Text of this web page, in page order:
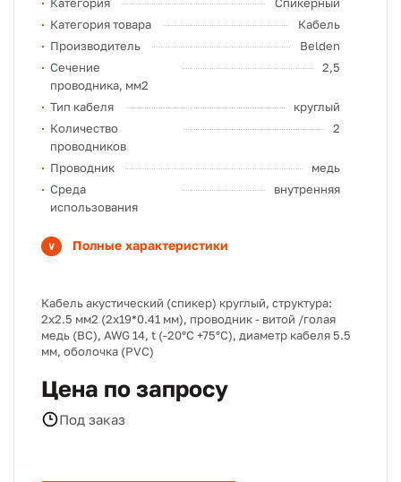
Категория товара
Кабель
Производитель
Belden
Сечение
проводника, мм2
2,5
Тип кабеля
круглый
Количество
проводников
2
Проводник
медь
Среда
использования
внутренняя
Полные характеристики
Кабель акустический (спикер) круглый, структура:
2х2.5 мм2 (2х19*0.41 мм), проводник - витой /голая
медь (BC), AWG 14, t (-20°C +75°C), диаметр кабеля 5.5
мм, оболочка (PVC)
Цена по запросу
Под заказ